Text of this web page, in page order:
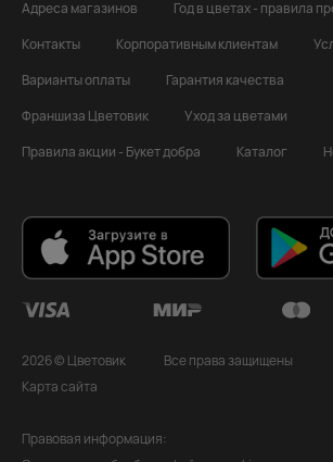
Адреса магазинов
Год в цветах - правила
Контакты
Корпоративным клиентам
Варианты оплаты
Гарантия качества
Франшиза Цветовик
Уход за цветами
Правила акции - Букет добра
Каталог
2026 © Цветовик
Все права защищены
Карта сайта
Правовая информация: